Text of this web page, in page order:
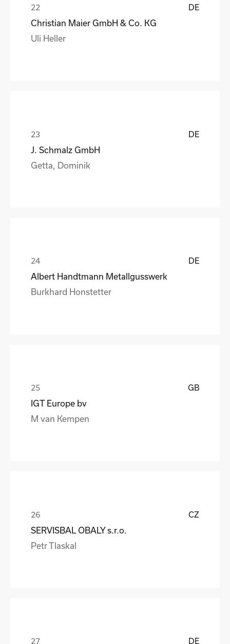
DE
Christian Maier GmbH & Co. KG
Uli Heller
DE
J. Schmalz GmbH
Getta, Dominik
DE
Albert Handtmann Metallgusswerk
Burkhard Honstetter
GB
IGT Europe bv
M van Kempen
CZ
SERVISBAL OBALY s.r.o.
Petr Tlaskal
DE